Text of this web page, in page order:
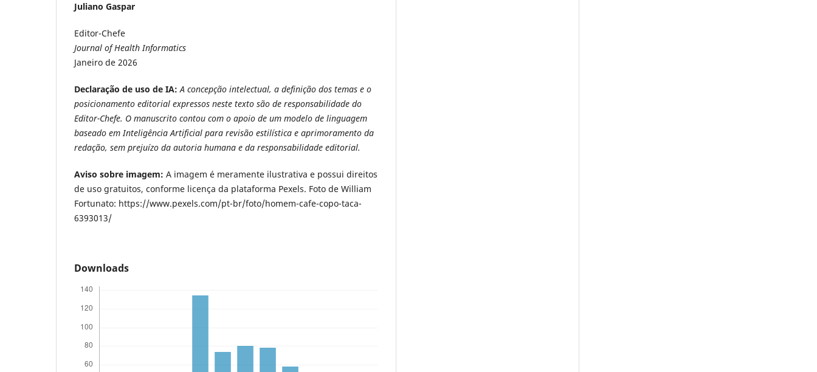
Juliano Gaspar
Editor-Chefe
Journal of Health Informatics
Janeiro de 2026
Declaração de uso de IA:A concepção intelectual, a definição dos temas e o
posicionamento editorial expressos neste texto são de responsabilidade do
Editor-Chefe. O manuscrito contou com o apoio de um modelo de linguagem
baseado em Inteligência Artificial para revisão estilística e aprimoramento da
redação, sem prejuízo da autoria humana e da responsabilidade editorial.
Aviso sobre imagem: A imagem é meramente ilustrativa e possui direitos
de uso gratuitos, conforme licença da plataforma Pexels. Foto de William
Fortunato: https://www.pexels.com/pt-br/foto/homem-cafe-copo-taca-
6393013/
Downloads